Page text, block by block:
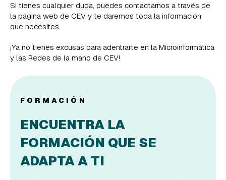
Si tienes cualquier duda, puedes contactarnos a través de
la página web de CEV y te daremos toda la información
que necesites.
¡Ya no tienes excusas para adentrarte en la Microinformática
y las Redes de la mano de CEV!
FORMACIÓN
ENCUENTRA LA
FORMACIÓN QUE SE
ADAPTA A TI